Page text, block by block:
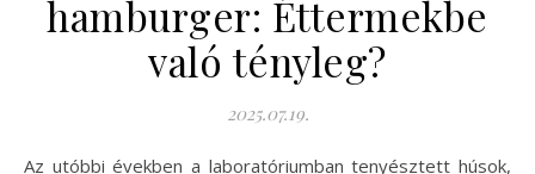
hamburger: Éttermekbe
való tényleg?
2025.07.19.
Az utóbbi években a laboratóriumban tenyésztett húsok,